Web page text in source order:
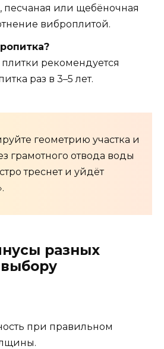
песчаная или щебёночная
виброплитой.
рекомендуется
раз в 3–5 лет.
геометрию участка и
грамотного отвода воды
треснет и уйдёт
разных
при правильном